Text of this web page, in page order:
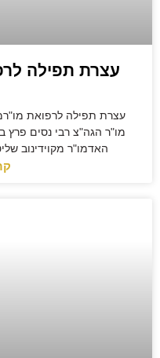
עצרת תפילה
עצרת תפילה לרפואת
מו"ר הגה"צ רבי נסים
האדמו"ר מקוידינוב